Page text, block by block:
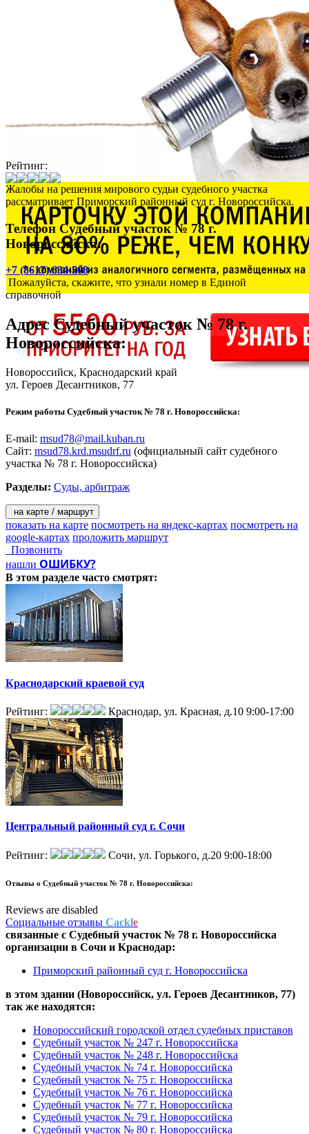
Рейтинг:
Жалобы на решения мирового судьи судебного участка
рассматривает Приморский районный суд г. Новороссийска.
Телефон Судебный участок № 78 г.
Новороссийска:
+7 (8617) 634-508
Пожалуйста, скажите, что узнали номер в Единой
справочной
Адрес Судебный участок № 78 г.
Новороссийска:
Новороссийск, Краснодарский край
ул. Героев Десантников, 77
Режим работы Судебный участок № 78 г. Новороссийска:
E-mail: msud78@mail.kuban.ru
Сайт: msud78.krd.msudrf.ru (официальный сайт судебного
участка № 78 г. Новороссийска)
Разделы: Суды, арбитраж
на карте / маршрут
показать на карте посмотреть на яндекс-картах посмотреть на
google-картах проложить маршрут
Позвонить
нашли ОШИБКУ?
В этом разделе часто смотрят:
Краснодарский краевой суд
Рейтинг: Краснодар, ул. Красная, д.10 9:00-17:00
Центральный районный суд г. Сочи
Рейтинг: Сочи, ул. Горького, д.20 9:00-18:00
Отзывы о Судебный участок № 78 г. Новороссийска:
Reviews are disabled
Социальные отзывы Cackle
связанные с Судебный участок № 78 г. Новороссийска
организации в Сочи и Краснодар:
Приморский районный суд г. Новороссийска
в этом здании (Новороссийск, ул. Героев Десантников, 77)
так же находятся:
Новороссийский городской отдел судебных приставов
Судебный участок № 247 г. Новороссийска
Судебный участок № 248 г. Новороссийска
Судебный участок № 74 г. Новороссийска
Судебный участок № 75 г. Новороссийска
Судебный участок № 76 г. Новороссийска
Судебный участок № 77 г. Новороссийска
Судебный участок № 79 г. Новороссийска
Судебный участок № 80 г. Новороссийска